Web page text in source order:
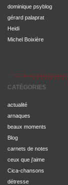
dominique psyblog
gérard palaprat
Heidi
Michel Boixière
CATÉGORIES
actualité
arnaques
beaux moments
Blog
carnets de notes
ceux que j'aime
Cica-chansons
détresse